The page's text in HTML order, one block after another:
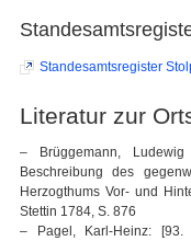
Standesamtsregister
Literatur zur
– Brüggemann,
Beschreibung des
Herzogthums Vor- und
Stettin 1784, S. 876
– Pagel, Karl-Heinz: